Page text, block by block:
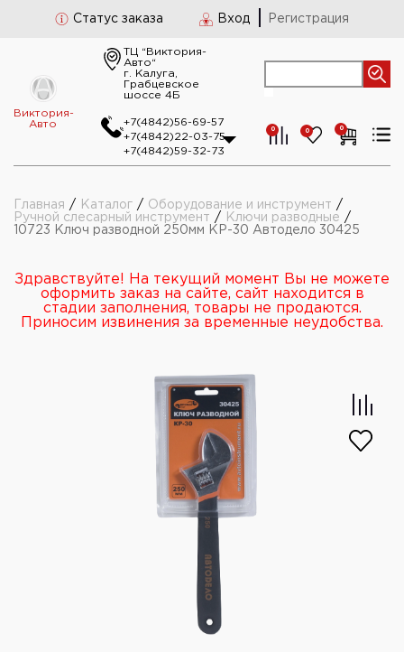
Статус заказа Вход Регистрация
Виктория-
Авто
ТЦ “Виктория-
Авто“
г. Калуга,
Грабцевское
шоссе 4Б
+7(4842)56-69-57
+7(4842)22-03-75
+7(4842)59-32-73
0 0 0
Главная / Каталог / Оборудование и инструмент /
Ручной слесарный инструмент / Ключи разводные /
10723 Ключ разводной 250мм КР-30 Автодело 30425
Здравствуйте! На текущий момент Вы не можете
оформить заказ на сайте, сайт находится в
стадии заполнения, товары не продаются.
Приносим извинения за временные неудобства.